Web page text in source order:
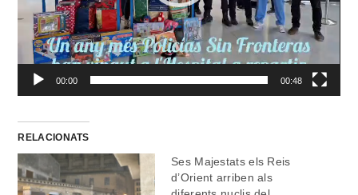
00:00 00:48
RELACIONATS
Ses Majestats els Reis
d’Orient arriben als